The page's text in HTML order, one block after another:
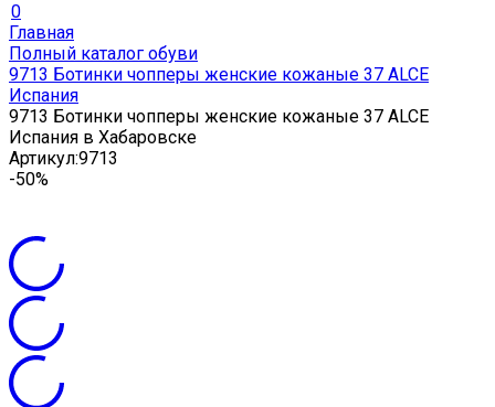
0
Главная
Полный каталог обуви
9713 Ботинки чопперы женские кожаные 37 ALCE
Испания
9713 Ботинки чопперы женские кожаные 37 ALCE
Испания в Хабаровске
Артикул:9713
-50%